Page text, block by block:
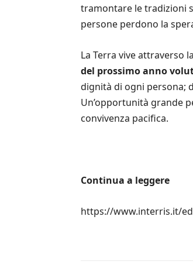
tramontare le tradizioni
persone perdono la
La Terra vive attraverso
del prossimo anno
dignità di ogni persona;
Un’opportunità grande
convivenza pacifica.
Continua a leggere
https://www.interris.it/